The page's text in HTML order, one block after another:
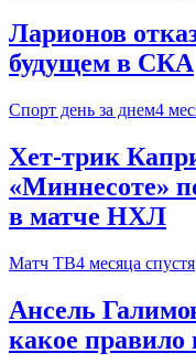
Ларионов
будущем в СКА
Спорт день за днем4
Хет‑трик
«Миннесоте»
в матче НХЛ
Матч ТВ4 месяца спустя
Ансель
какое